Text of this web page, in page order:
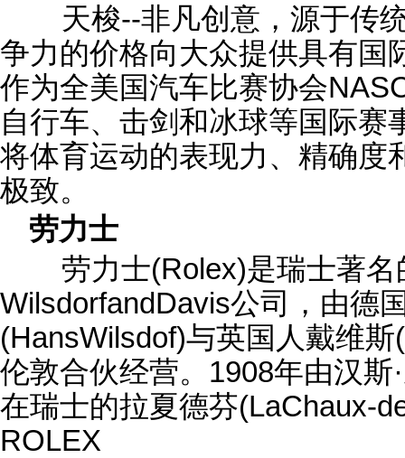
天梭--非凡创意，源于传
争力的价格向大众提供具有国
作为全美国汽车比赛协会
自行车、击剑和冰球等国际赛
将体育运动的表现力、精确度
极致。
劳力士
劳力士(Rolex)是瑞士著名
WilsdorfandDavis公司，由德
(HansWilsdof)与英国人戴维
伦敦合伙经营。1908年由汉斯
在瑞士的拉夏德芬(LaChaux-
ROLEX